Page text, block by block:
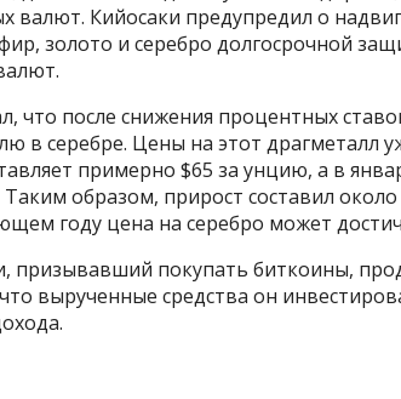
валют. Кийосаки предупредил о
золото и серебро долгосрочной
что после снижения процентных
в серебре. Цены на этот драгметалл
примерно $65 за унцию, а в
образом, прирост составил
году цена на серебро может
призывавший покупать биткоины,
вырученные средства он